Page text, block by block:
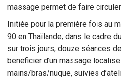
massage permet de faire
Initiée pour la première fois au
90 en Thaïlande, dans le cadre
sur trois jours, douze séances
bénéficier d’un massage
mains/bras/nuque, suivies